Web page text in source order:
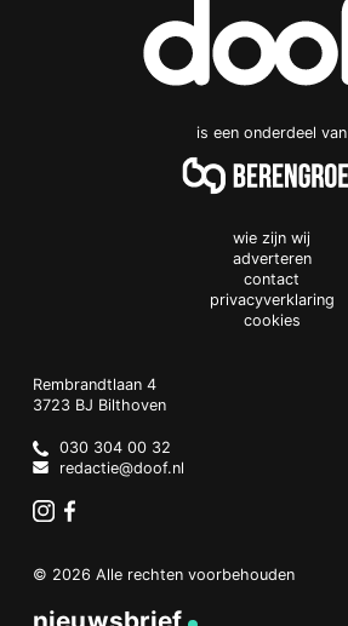
is een onderdeel van
wie zijn wij
adverteren
contact
privacyverklaring
cookies
Doof.nl
work
Rembrandtlaan 4
3723 BJ Bilthoven
Netherlands
030 304 00 32
redactie@doof.nl
© 2026 Alle rechten voorbehouden